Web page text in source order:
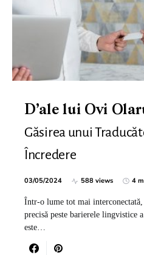
D’ale lui Ovi
Găsirea unui
Încredere
03/05/2024 588 views 4
Într-o lume tot mai
precisă peste barierele lingvistice
este…